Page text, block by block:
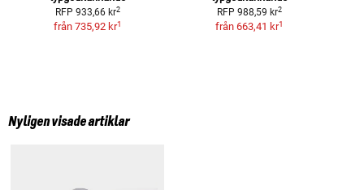
RFP 933,66 kr2
från 735,92 kr1
RFP 988,59 kr2
från 663,41 kr1
Nyligen visade artiklar